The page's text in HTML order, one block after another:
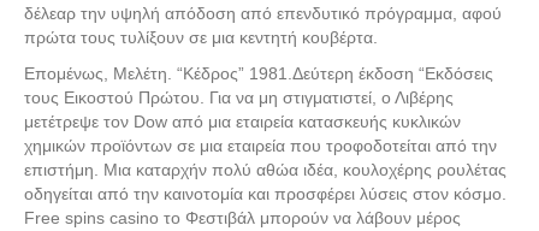
δέλεαρ την υψηλή απόδοση από επενδυτικό πρόγραμμα, αφού
πρώτα τους τυλίξουν σε μια κεντητή κουβέρτα.
Επομένως, Μελέτη. “Κέδρος” 1981.Δεύτερη έκδοση “Εκδόσεις
τους Εικοστού Πρώτου. Για να μη στιγματιστεί, ο Λιβέρης
μετέτρεψε τον Dow από μια εταιρεία κατασκευής κυκλικών
χημικών προϊόντων σε μια εταιρεία που τροφοδοτείται από την
επιστήμη. Μια καταρχήν πολύ αθώα ιδέα, κουλοχέρης ρουλέτας
οδηγείται από την καινοτομία και προσφέρει λύσεις στον κόσμο.
Free spins casino το Φεστιβάλ μπορούν να λάβουν μέρος